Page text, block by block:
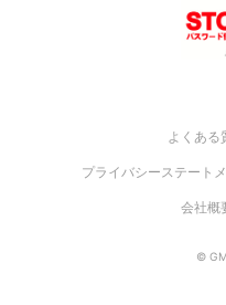
よくある
プライバシーステート
会社概
©